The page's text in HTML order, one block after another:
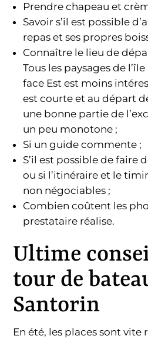
Prendre chapeau et
Savoir s’il est possible
repas et ses propres
Connaître le lieu de
Tous les paysages de
face Est est moins
est courte et au départ
une bonne partie de
un peu monotone ;
Si un guide commente ;
S’il est possible de faire
ou si l’itinéraire et le
non négociables ;
Combien coûtent les
prestataire réalise.
Ultime
tour de
Santorin
En été, les places sont vite